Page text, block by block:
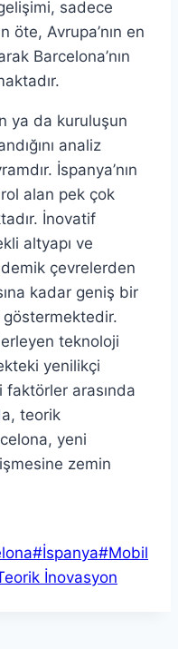
sadece
Avrupa’nın en
Barcelona’nın
ya da kuruluşun
analiz
İspanya’nın
alan pek çok
İnovatif
altyapı ve
çevrelerden
kadar geniş bir
göstermektedir.
teknoloji
yenilikçi
arasında
teorik
yeni
zemin
#İspanya#Mobil
İnovasyon